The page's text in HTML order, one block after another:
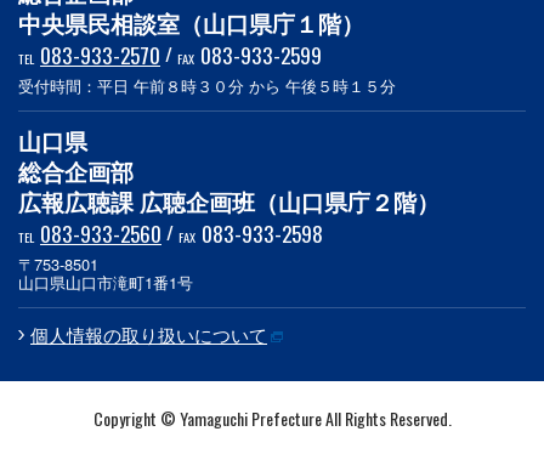
中央県民相談室（山口県庁１階）
TEL 083-933-2570 / FAX 083-933-2599
受付時間：平日 午前８時３０分 から 午後５時１５分
山口県
総合企画部
広報広聴課 広聴企画班（山口県庁２階）
TEL 083-933-2560 / FAX 083-933-2598
〒753-8501
山口県山口市滝町1番1号
個人情報の取り扱いについて
Copyright © Yamaguchi Prefecture All Rights Reserved.